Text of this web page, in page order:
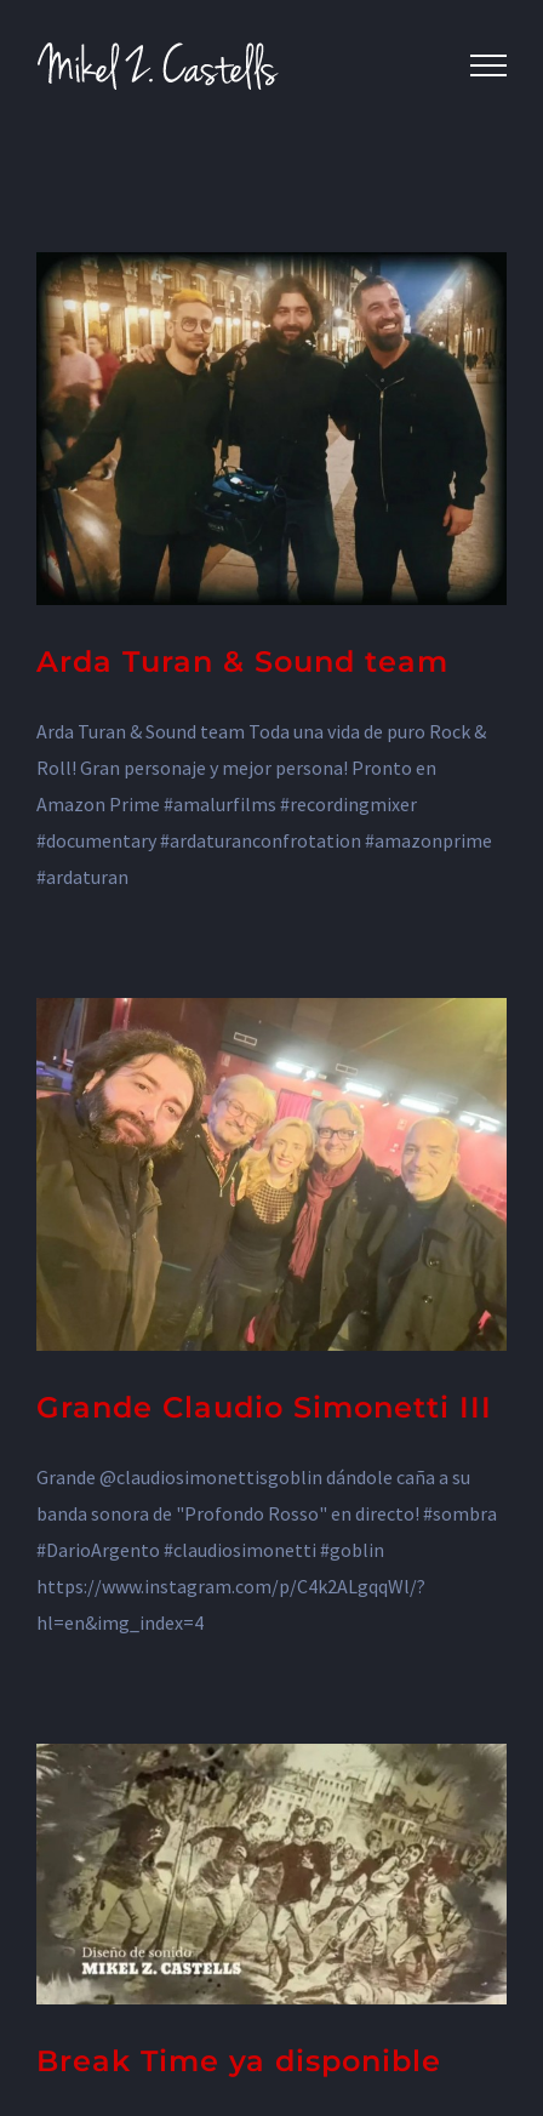
Arda Turan & Sound team
Arda Turan & Sound team Toda una vida de puro Rock &
Roll! Gran personaje y mejor persona! Pronto en
Amazon Prime #amalurfilms #recordingmixer
#documentary #ardaturanconfrotation #amazonprime
#ardaturan
Grande Claudio Simonetti
III
Grande Claudio Simonetti III
Grande @claudiosimonettisgoblin dándole caña a su
banda sonora de "Profondo Rosso" en directo! #sombra
#DarioArgento #claudiosimonetti #goblin
https://www.instagram.com/p/C4k2ALgqqWl/?
hl=en&img_index=4
Break Time ya disponible